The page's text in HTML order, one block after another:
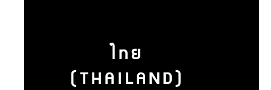
ไทย
(THAILAND)